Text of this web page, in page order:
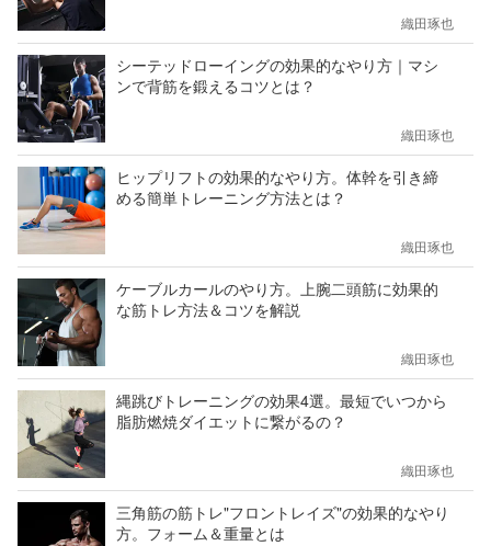
織田琢也
シーテッドローイングの効果的なやり方｜マシ
ンで背筋を鍛えるコツとは？
織田琢也
ヒップリフトの効果的なやり方。体幹を引き締
める簡単トレーニング方法とは？
織田琢也
ケーブルカールのやり方。上腕二頭筋に効果的
な筋トレ方法＆コツを解説
織田琢也
縄跳びトレーニングの効果4選。最短でいつから
脂肪燃焼ダイエットに繋がるの？
織田琢也
三角筋の筋トレ"フロントレイズ"の効果的なやり
方。フォーム＆重量とは